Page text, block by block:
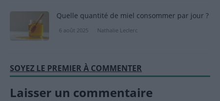
Quelle quantité de miel consommer par jour ?
6 août 2025 Nathalie Leclerc
SOYEZ LE PREMIER À COMMENTER
Laisser un commentaire